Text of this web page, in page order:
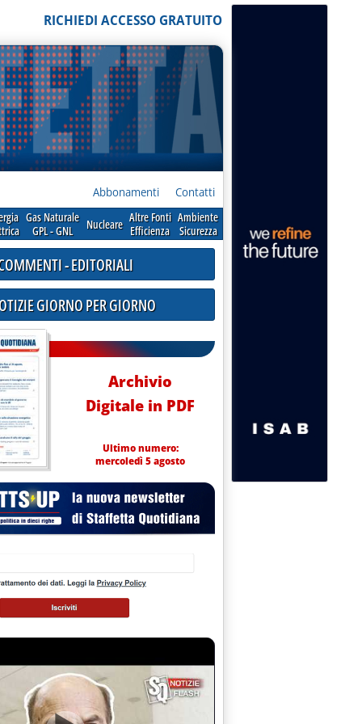
RICHIEDI ACCESSO GRATUITO
Abbonamenti Contatti
Gas Naturale
GPL - GNL
Nucleare Altre Fonti
Efficienza
Ambiente
Sicurezza
- EDITORIALI
GIORNO PER GIORNO
Archivio
Digitale in PDF
Ultimo numero:
mercoledì 5 agosto